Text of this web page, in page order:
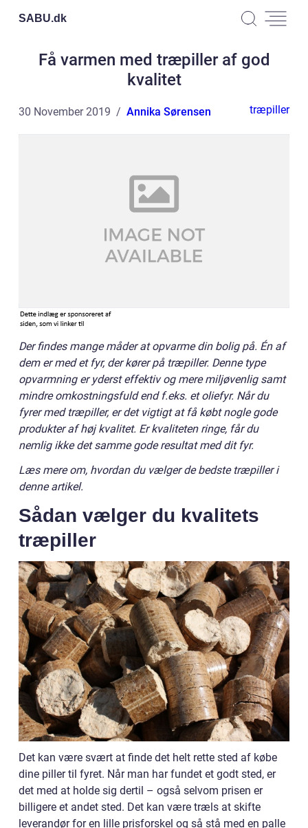
SABU.dk
Få varmen med træpiller af god
kvalitet
30 November 2019 Annika Sørensen træpiller
Der findes mange måder at opvarme din bolig på. Én af
dem er med et fyr, der kører på træpiller. Denne type
opvarmning er yderst effektiv og mere miljøvenlig samt
mindre omkostningsfuld end f.eks. et oliefyr. Når du
fyrer med træpiller, er det vigtigt at få købt nogle gode
produkter af høj kvalitet. Er kvaliteten ringe, får du
nemlig ikke det samme gode resultat med dit fyr.
Læs mere om, hvordan du vælger de bedste træpiller i
denne artikel.
Sådan vælger du kvalitets
træpiller
Det kan være svært at finde det helt rette sted af købe
dine piller til fyret. Når man har fundet et godt sted, er
det med at holde sig dertil – også selvom prisen er
billigere et andet sted. Det kan være træls at skifte
leverandør for en lille prisforskel og så stå med en palle